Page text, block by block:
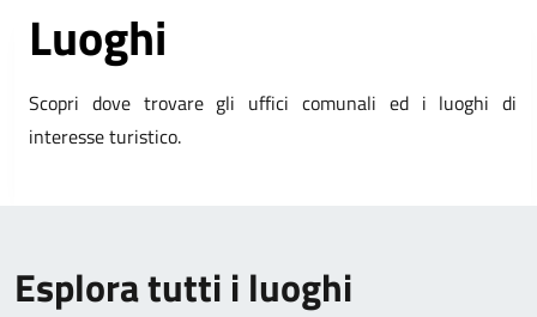
Luoghi
Scopri dove trovare gli uffici comunali ed i luoghi di
interesse turistico.
Esplora tutti i luoghi